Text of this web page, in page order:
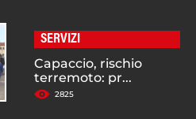
SERVIZI
Capaccio, rischio
terremoto: pr...
2825